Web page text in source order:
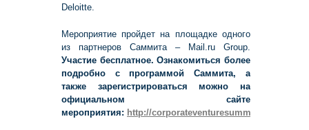
Deloitte.
Мероприятие пройдет на площадке одного
из партнеров Саммита – Mail.ru Group.
Участие бесплатное. Ознакомиться более
подробно с программой Саммита, а
также зарегистрироваться можно на
официальном сайте
мероприятия: http://corporateventuresummit.ru/